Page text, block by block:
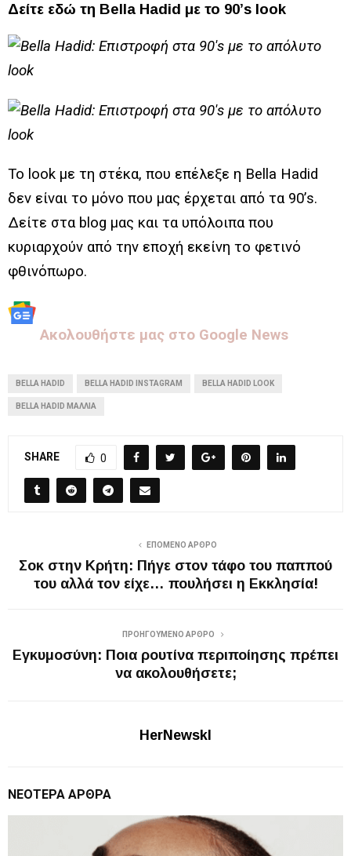
Δείτε εδώ τη Bella Hadid με το 90’s look
Το look με τη στέκα, που επέλεξε η Bella Hadid
δεν είναι το μόνο που μας έρχεται από τα 90’s.
Δείτε στα blog μας και τα υπόλοιπα που
κυριαρχούν από την εποχή εκείνη το φετινό
φθινόπωρο.
Aκολουθήστε μας στo Google News
BELLA HADID BELLA HADID INSTAGRAM BELLA HADID LOOK
BELLA HADID ΜΑΛΛΙΆ
SHARE 0
ΕΠΌΜΕΝΟ ΆΡΘΡΟ
Σοκ στην Κρήτη: Πήγε στον τάφο του παππού
του αλλά τον είχε… πουλήσει η Εκκλησία!
ΠΡΟΗΓΟΎΜΕΝΟ ΆΡΘΡΟ
Eγκυμοσύνη: Ποια ρουτίνα περιποίησης πρέπει
να ακολουθήσετε;
HerNewskl
ΝΕΌΤΕΡΑ ΆΡΘΡΑ